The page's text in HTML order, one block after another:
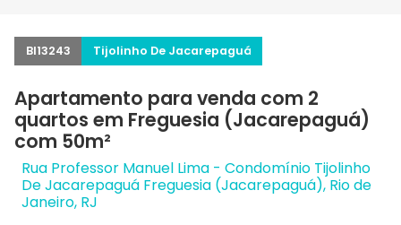
BI13243 Tijolinho De Jacarepaguá
Apartamento para venda com 2
quartos em Freguesia (Jacarepaguá)
com 50m²
Rua Professor Manuel Lima - Condomínio Tijolinho
De Jacarepaguá Freguesia (Jacarepaguá), Rio de
Janeiro, RJ